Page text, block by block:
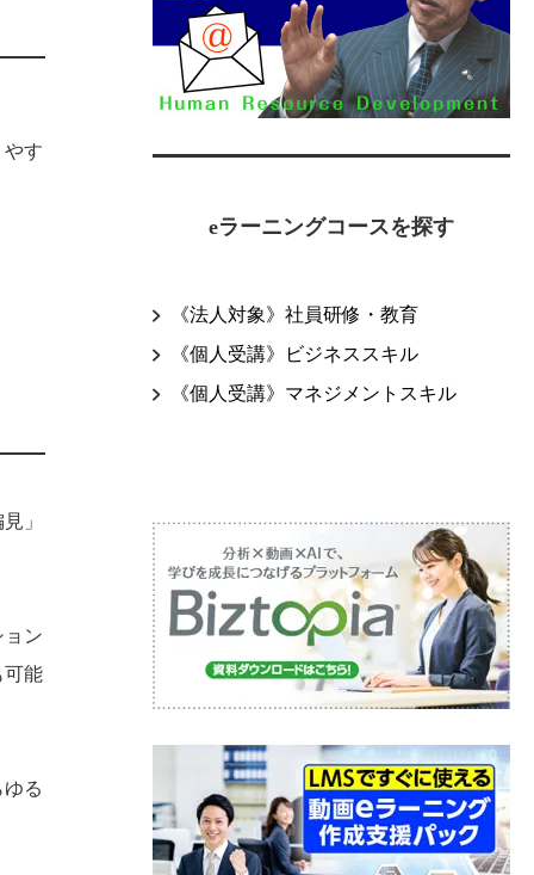
す
」
ン
可能
る
eラーニングコースを探す
《法人対象》社員研修・教育
《個人受講》ビジネススキル
《個人受講》マネジメントスキル